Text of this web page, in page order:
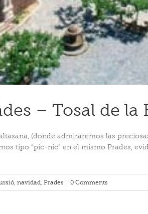
– Tosal de la
(donde admiraremos las
tipo “pic-nic” en el mismo Prades,
, navidad, Prades 0 Comments